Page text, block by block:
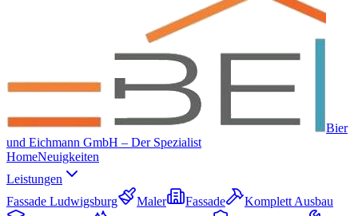
Bier
und Eichmann GmbH – Der Spezialist
HomeNeuigkeiten
Leistungen
Fassade Ludwigsburg
Maler Fassade
Komplett Ausbau